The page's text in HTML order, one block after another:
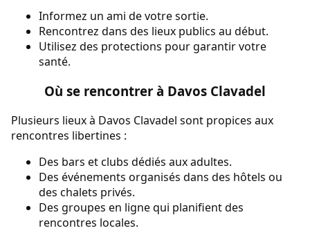
Informez un ami de votre sortie.
Rencontrez dans des lieux publics au début.
Utilisez des protections pour garantir votre
santé.
Où se rencontrer à Davos Clavadel
Plusieurs lieux à Davos Clavadel sont propices aux
rencontres libertines :
Des bars et clubs dédiés aux adultes.
Des événements organisés dans des hôtels ou
des chalets privés.
Des groupes en ligne qui planifient des
rencontres locales.